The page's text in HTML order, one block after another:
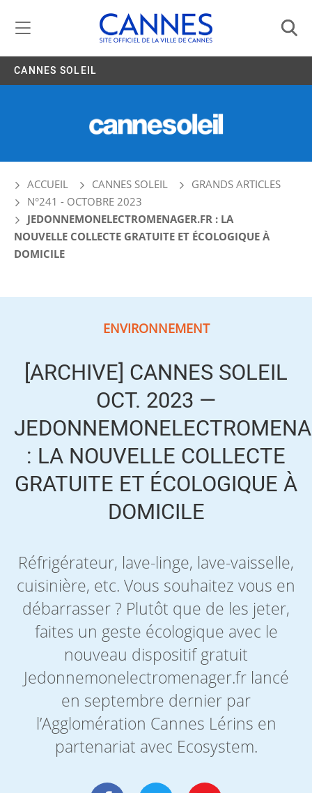
CANNES SOLEIL
ACCUEIL CANNES SOLEIL
GRANDS ARTICLES
N°241 - OCTOBRE 2023
JEDONNEMONELECTROMENAGER.FR : LA
NOUVELLE COLLECTE GRATUITE ET ÉCOLOGIQUE À
DOMICILE
ENVIRONNEMENT
[ARCHIVE] CANNES SOLEIL
OCT. 2023 —
: LA NOUVELLE COLLECTE
GRATUITE ET ÉCOLOGIQUE À
DOMICILE
Réfrigérateur, lave-linge, lave-vaisselle,
cuisinière, etc. Vous souhaitez vous en
débarrasser ? Plutôt que de les jeter,
faites un geste écologique avec le
nouveau dispositif gratuit
Jedonnemonelectromenager.fr lancé
en septembre dernier par
l’Agglomération Cannes Lérins en
partenariat avec Ecosystem.